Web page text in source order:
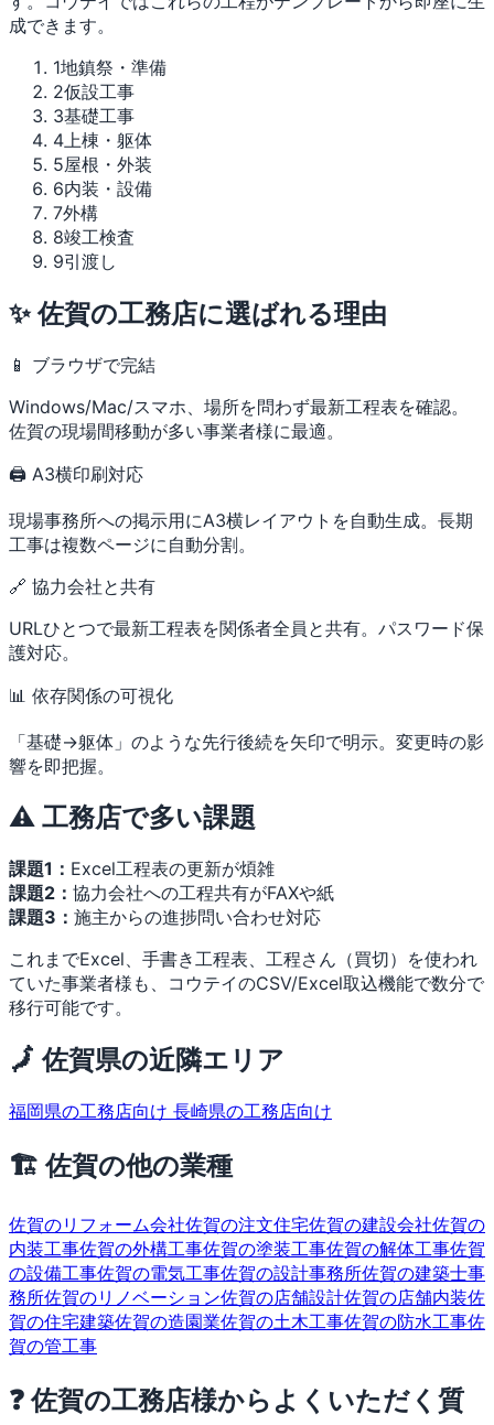
成できます。
1地鎮祭・準備
2仮設工事
3基礎工事
4 上棟・躯体
5屋根・外装
6内装・設備
7外構
8竣工検査
9引渡し
✨ 佐賀の工務店に選ばれる理由
📱 ブラウザで完結
Windows/Mac/スマホ、場所を問わず最新工程表を確認。
佐賀の現場間移動が多い事業者様に最適。
🖨 A3横印刷対応
現場事務所への掲示用にA3横レイアウトを自動生成。長期
工事は複数ページに自動分割。
🔗 協力会社と共有
URLひとつで最新工程表を関係者全員と共有。パスワード保
護対応。
📊 依存関係の可視化
「基礎→躯体」のような先行後続を矢印で明示。変更時の影
響を即把握。
⚠️ 工務店で多い課題
課題1： Excel工程表の更新が煩雑
課題2： 協力会社への工程共有がFAXや紙
課題3： 施主からの進捗問い合わせ対応
これまでExcel、手書き工程表、工程さん（買切）を使われ
ていた事業者様も、コウテイのCSV/Excel取込機能で数分で
移行可能です。
🗾 佐賀県の近隣エリア
福岡県の工務店向け 長崎県の工務店向け
🏗 佐賀の他の業種
佐賀のリフォーム会社佐賀の注文住宅佐賀の建設会社佐賀の
内装工事佐賀の外構工事佐賀の塗装工事佐賀の解体工事佐賀
の設備工事佐賀の電気工事佐賀の設計事務所佐賀の建築士事
務所佐賀のリノベーション佐賀の店舗設計佐賀の店舗内装佐
賀の住宅建築佐賀の造園業佐賀の土木工事佐賀の防水工事佐
賀の管工事
❓ 佐賀の工務店様からよくいただく質